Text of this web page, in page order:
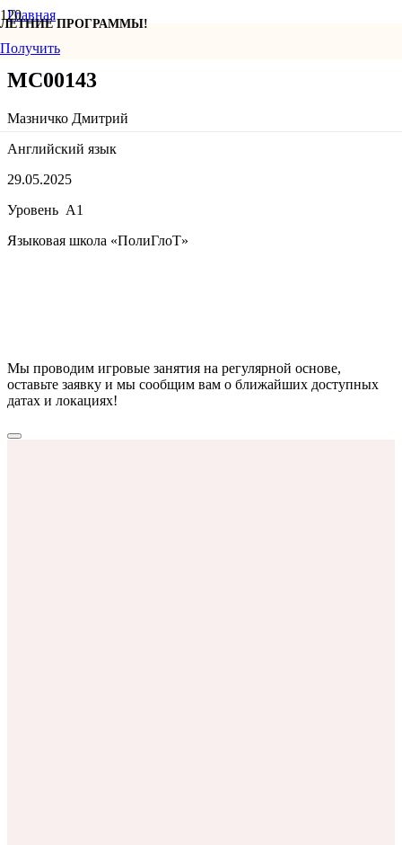
ЛЕТНИЕ ПРОГРАММЫ!
Получить
Главная
МС00143
МС00143
Мазничко Дмитрий
Английский язык
29.05.2025
Уровень A1
Языковая школа «ПолиГлоТ»
Мы проводим игровые занятия на регулярной основе,
оставьте заявку и мы сообщим вам о ближайших доступных
датах и локациях!